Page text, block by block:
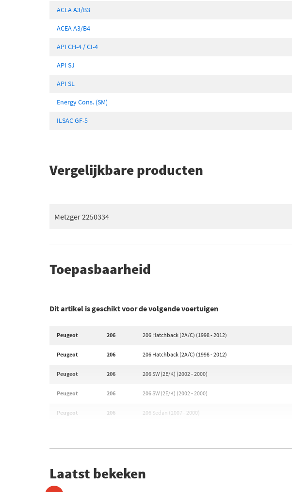
ACEA A3/B3
ACEA A3/B4
API CH-4 / CI-4
API SJ
API SL
Energy Cons. (SM)
ILSAC GF-5
Vergelijkbare producten
Metzger 2250334
Toepasbaarheid
Dit artikel is geschikt voor de volgende voertuigen
Peugeot 206 206 Hatchback (2A/C) (1998 - 2012)
Peugeot 206 206 Hatchback (2A/C) (1998 - 2012)
Peugeot 206 206 SW (2E/K) (2002 - 2000)
Peugeot 206 206 SW (2E/K) (2002 - 2000)
Peugeot 206 206 Sedan (2007 - 2000)
Laatst bekeken